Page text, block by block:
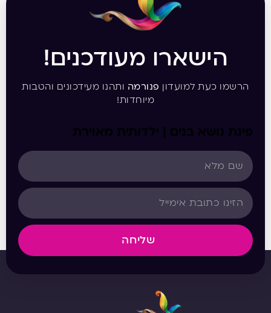
הישארו מעודכנים!
הרשמו כעת למועדון פנורמה ותהנו מעידכונים והטבות
מיוחדות!
פינת נושא בנים | ילדותית מאוירת
שליחה